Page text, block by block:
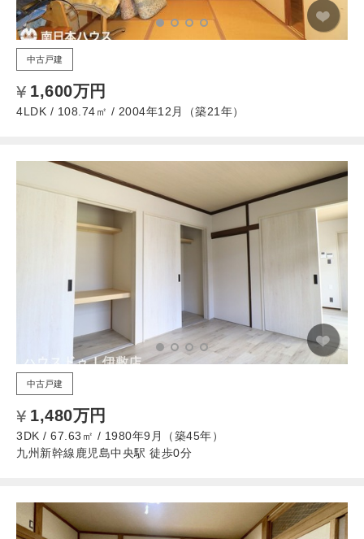
中古戸建
1,600万円
4LDK / 108.74㎡ / 2004年12月（築21年）
中古戸建
1,480万円
3DK / 67.63㎡ / 1980年9月（築45年）
九州新幹線鹿児島中央駅 徒歩0分